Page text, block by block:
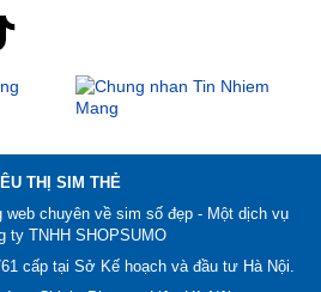
THỊ SIM THẺ
web chuyên về sim số đẹp - Một dịch vụ
ty TNHH SHOPSUMO
cấp tại Sở Kế hoạch và đầu tư Hà Nội.